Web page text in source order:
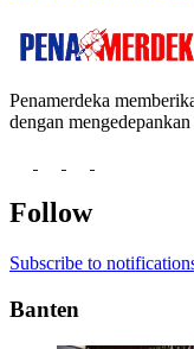
Penamerdeka
dengan
Follow
Subscribe to
Banten